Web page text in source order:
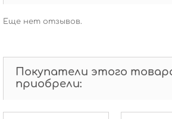
Еще нет отзывов.
Покупатели этого
приобрели: